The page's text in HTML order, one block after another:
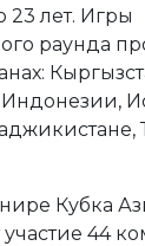
23 лет. Игры
раунда
Индонезии,
Кубка
44